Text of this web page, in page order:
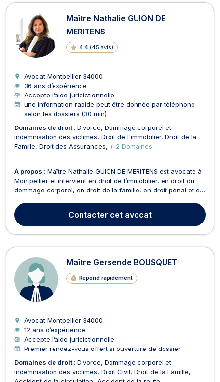
Maître Nathalie GUION DE
MERITENS
4.4 (45 avis)
Avocat Montpellier 34000
36 ans d’expérience
Accepte l’aide juridictionnelle
une information rapide peut être donnée par téléphone
selon les dossiers (30 min)
Domaines de droit : Divorce Dommage corporel et
indemnisation des victimes Droit de l'immobilier Droit de la
Famille Droit des Assurances + 2 Domaines
À propos : Maître Nathalie GUION DE MERITENS est avocate à
Montpellier et intervient en droit de l’immobilier, en droit du
dommage corporel, en droit de la famille, en droit pénal et en
Nathalie GUION DE MERITENS accompagne les victimes
d’infection nosocomiale, d’accident de l...
Contacter cet avocat
Maître Gersende BOUSQUET
Répond rapidement
Avocat Montpellier 34000
12 ans d’expérience
Accepte l’aide juridictionnelle
Premier rendez-vous offert si ouverture de dossier
Domaines de droit : Divorce Dommage corporel et
indemnisation des victimes Droit Civil Droit de la Famille